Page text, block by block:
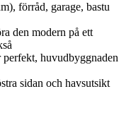
förråd, garage, bastu
den modern på ett
huvudbyggnaden
sidan och havsutsikt